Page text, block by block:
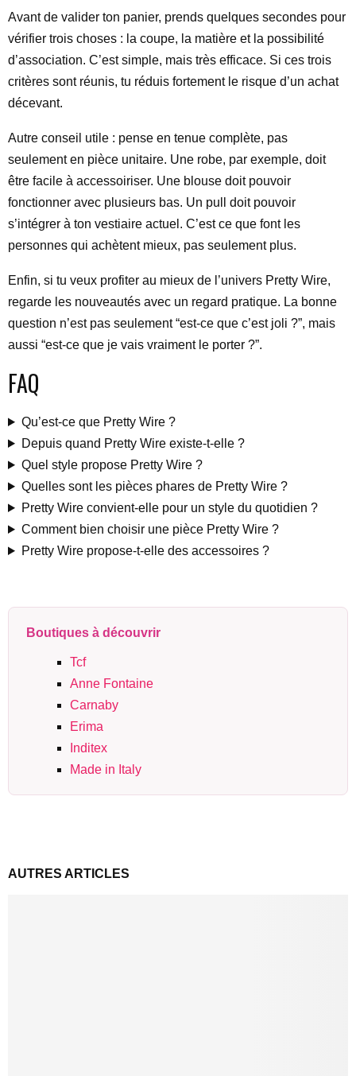
Avant de valider ton panier, prends quelques secondes pour
vérifier trois choses : la coupe, la matière et la possibilité
d’association. C’est simple, mais très efficace. Si ces trois
critères sont réunis, tu réduis fortement le risque d’un achat
décevant.
Autre conseil utile : pense en tenue complète, pas
seulement en pièce unitaire. Une robe, par exemple, doit
être facile à accessoiriser. Une blouse doit pouvoir
fonctionner avec plusieurs bas. Un pull doit pouvoir
s’intégrer à ton vestiaire actuel. C’est ce que font les
personnes qui achètent mieux, pas seulement plus.
Enfin, si tu veux profiter au mieux de l’univers Pretty Wire,
regarde les nouveautés avec un regard pratique. La bonne
question n’est pas seulement “est-ce que c’est joli ?”, mais
aussi “est-ce que je vais vraiment le porter ?”.
FAQ
Qu’est-ce que Pretty Wire ?
Depuis quand Pretty Wire existe-t-elle ?
Quel style propose Pretty Wire ?
Quelles sont les pièces phares de Pretty Wire ?
Pretty Wire convient-elle pour un style du quotidien ?
Comment bien choisir une pièce Pretty Wire ?
Pretty Wire propose-t-elle des accessoires ?
Boutiques à découvrir
Tcf
Anne Fontaine
Carnaby
Erima
Inditex
Made in Italy
AUTRES ARTICLES